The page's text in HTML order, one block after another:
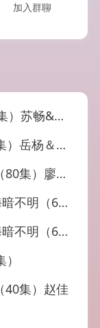
加入群聊
畅&王婧怡
＆王廷予
昊＆王米泽
晓希&秦琛琛
晓希&秦琛琛
40集）赵佳